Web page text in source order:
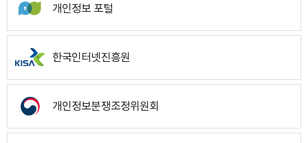
개인정보 포털
한국인터넷진흥원
개인정보분쟁조정위원회